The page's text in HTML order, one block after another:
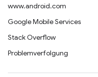
www.android.com
Google Mobile Services
Stack Overflow
Problemverfolgung